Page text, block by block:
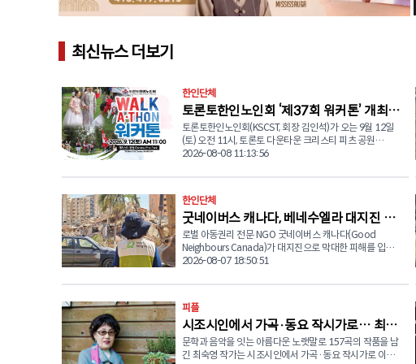
최신뉴스 더보기
한인단체
토론토한인노인회 ‘제37회 워커톤’ 개최…
함께하는 따뜻한 나눔
토론토한인노인회(KSCST, 회장 김인석)가 오는 9월 12일
(토) 오전 11시, 토론토 다운타운 크리스티 피츠 공원
(Christie Pits Park)에서 '2026 워커톤(Walk-a-thon)' 행사
론토한인노인회는 지난 반세기 동안 한인 시니어들의 안정
적인 정착과 삶의 질 향상, 건강한 공동체 형성을 위해 다양
한 복지사업과 문화 프로그램을 운영해 왔다. 올해로 37회
를 맞는 워커톤은 단순한 걷기 행사를 넘어 한인 어르신들
이 함께 건강을 증진하고 교류하며 지역사회와 소통하는 대
표적인 자선행사로 자리매김하고 있다. 노인회 측은 "외로
움과 신체적 어려움을 겪는 어르신들에게 삶의 활력과 사회
을 실천하는 의미 있는 행사로 발전시키기 위해 힘을 쏟고
르신들의 실생활에 도움이 되는 다양한 복지 프로그램 운영
에 사용될 예정이다. 주요 지원 사업으로는 스마트폰 활용
교육을 통한 디지털 역량 강화, 일상생활에 필요한 기초 영
어회화 교육, 댄스와 체조 등 건강증진 프로그램, 사물놀이
등 전통문화 활동, 그리고 어르신 식사 지원 사업 등이 포함
2026-08-08 11:13:56
한인단체
굿네이버스 캐나다, 베네수엘라 대지진 피
해 지역 긴급구호품 전달
로벌 아동권리 전문 NGO 굿네이버스 캐나다(Good
Neighbours Canada)가 대지진으로 막대한 피해를 입은
베네수엘라 현장에서 이재민 1만 1,931가구를 대상으로 긴
이 107곳의 임시 대피소에 머물고 있으며 긴급 물품 지원
외에도 심리사회적 안정 지원 프로그램을 위한 강사 양성
교육을 자원봉사자들과 함께 진행중에 있다. 굿네이버스는
유엔 인도주의업무조정국(UNOCHA)이 주관하는 클러스터
회의에 참석해 국제기구 및 현지 기관과 협력 방안을 논의
중이다. 또한 나이과타(Naiguatá) 및 성 프란시스코 데 아
2026-08-07 18:50:51
피플
시조시인에서 가곡·동요 작시가로… 최숙
영 작가의 끝나지 않은 ‘노래’
문학과 음악을 잇는 아름다운 노랫말로 157곡의 작품을 남
긴 최숙영 작가는 시조시인에서 가곡·동요 작시가로 이어